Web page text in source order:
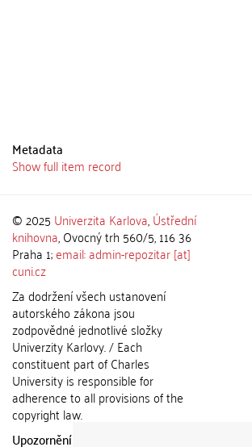
Metadata
Show full item record
© 2025 Univerzita Karlova,Ústřední
knihovna, Ovocný trh 560/5, 116 36
Praha 1;email: admin-repozitar [at]
cuni.cz
Za dodržení všech ustanovení
autorského zákona jsou
zodpovědné jednotlivé složky
Univerzity Karlovy. / Each
constituent part of Charles
University is responsible for
adherence to all provisions of the
copyright law.
Upozornění / Notice: